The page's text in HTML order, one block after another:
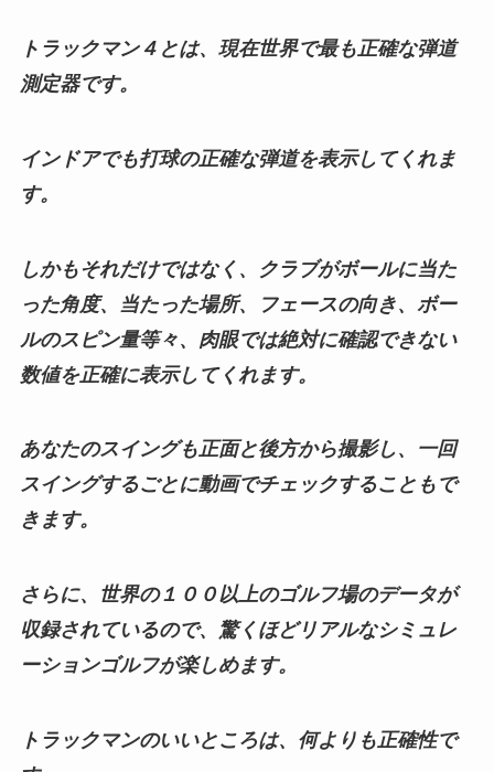
トラックマン４とは、現在世界で最も正確な弾道
測定器です。
インドアでも打球の正確な弾道を表示してくれま
す。
しかもそれだけではなく、クラブがボールに当た
った角度、当たった場所、フェースの向き、ボー
ルのスピン量等々、肉眼では絶対に確認できない
数値を正確に表示してくれます。
あなたのスイングも正面と後方から撮影し、一回
スイングするごとに動画でチェックすることもで
きます。
さらに、世界の１００以上のゴルフ場のデータが
収録されているので、驚くほどリアルなシミュレ
ーションゴルフが楽しめます。
トラックマンのいいところは、何よりも正確性で